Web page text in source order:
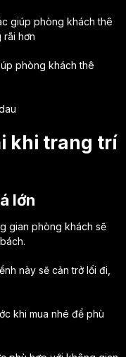
phòng khách thê
khi trang trí
lớn
gian phòng khách sẽ
này sẽ cản trở lối đi,
khi mua nhé để phù